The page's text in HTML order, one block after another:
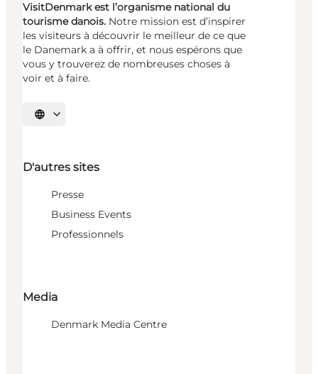
VisitDenmark est l’organisme national du
tourisme danois. Notre mission est d’inspirer
les visiteurs à découvrir le meilleur de ce que
le Danemark a à offrir, et nous espérons que
vous y trouverez de nombreuses choses à
voir et à faire.
Choisissez la langue
D'autres sites
Presse
Business Events
Professionnels
Media
Denmark Media Centre